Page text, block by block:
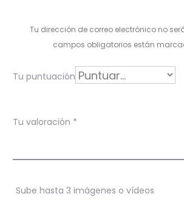
r
i
o
e
Tu dirección de correo electrónico no
campos obligatorios están
Tu puntuación
Tu valoración *
Sube hasta 3 imágenes o vídeos